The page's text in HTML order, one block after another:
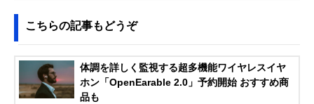
こちらの記事もどうぞ
体調を詳しく監視する超多機能ワイヤレスイヤ
ホン「OpenEarable 2.0」予約開始 おすすめ商
品も